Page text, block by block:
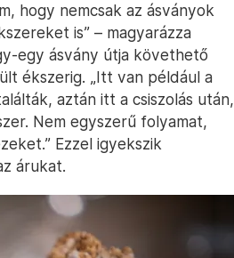
hogy nemcsak az ásványok
is” – magyarázza
egy ásvány útja követhető
ékszerig. „Itt van például a
aztán itt a csiszolás után,
Nem egyszerű folyamat,
Ezzel igyekszik
árukat.